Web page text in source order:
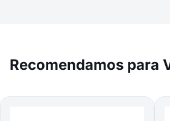
Recomendamos para